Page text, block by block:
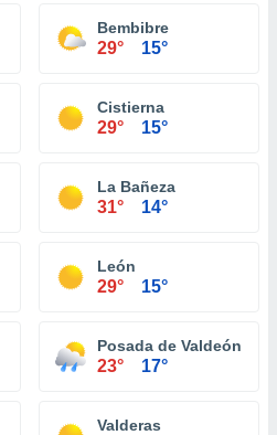
Bembibre
29° 15°
Cistierna
29° 15°
La Bañeza
31° 14°
León
29° 15°
Posada de Valdeón
23° 17°
Valderas